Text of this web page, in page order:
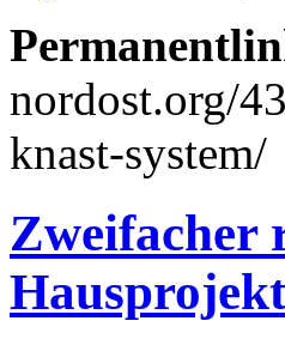
nordost.org/
knast-system/
Zweifacher
Hausprojekt